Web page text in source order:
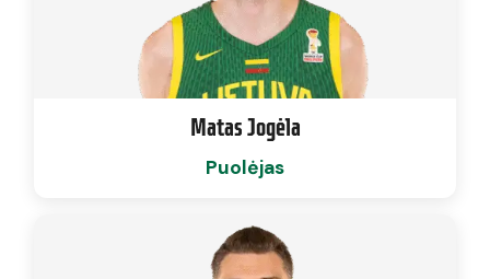
Matas Jogėla
Puolėjas